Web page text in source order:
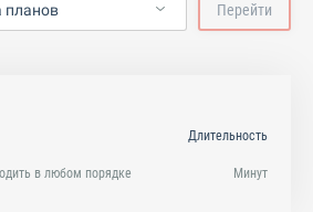
планов Перейти
в любом порядке
Длительность
Минут